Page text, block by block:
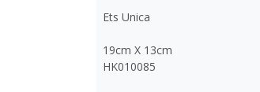
Ets Unica
19cm X 13cm
HK010085